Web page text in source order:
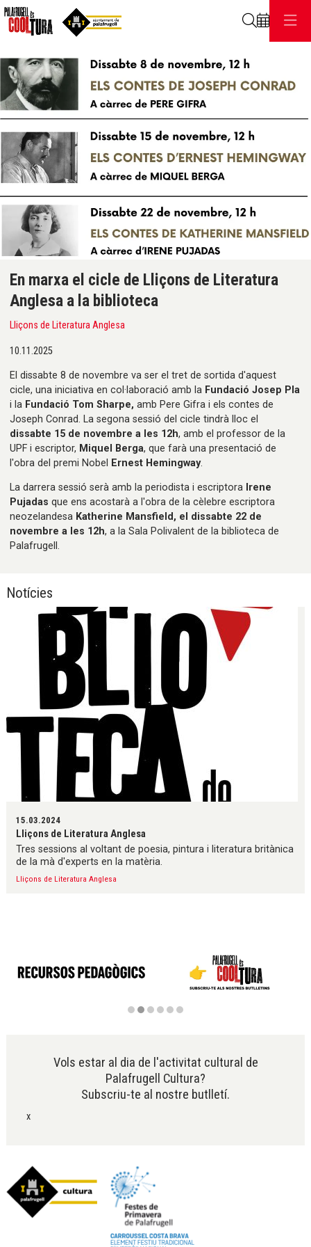
En marxa el cicle de Lliçons de Literatura
Anglesa a la biblioteca
Lliçons de Literatura Anglesa
10.11.2025
El dissabte 8 de novembre va ser el tret de sortida d'aquest
cicle, una iniciativa en col·laboració amb la Fundació Josep Pla
i la Fundació Tom Sharpe, amb Pere Gifra i els contes de
Joseph Conrad. La segona sessió del cicle tindrà lloc el
dissabte 15 de novembre a les 12h, amb el professor de la
UPF i escriptor, Miquel Berga, que farà una presentació de
l'obra del premi Nobel
Ernest Hemingway.
La darrera sessió serà amb la periodista i escriptora Irene
Pujadas que ens acostarà a l'obra de la cèlebre escriptora
neozelandesa Katherine Mansfield, el dissabte 22 de
novembre a les 12h, a la Sala Polivalent de la biblioteca de
Palafrugell.
Notícies
15.03.2024
Lliçons de Literatura Anglesa
Tres sessions al voltant de poesia, pintura i literatura britànica
de la mà d'experts en la matèria.
Lliçons de Literatura Anglesa
Vols estar al dia de l'activitat cultural de
Palafrugell Cultura?
Subscriu-te al nostre butlletí.
x